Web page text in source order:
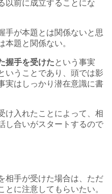
以前に成立することにな
手が本題とは関係ないと思
本題と関係ない。
握手を受けたという事実
いうことであり、頭では影
実はしっかり潜在意識に書
け入れたことによって、相
し合いがスタートするので
相手が受けた場合は、ただ
とに注意してもらいたい。